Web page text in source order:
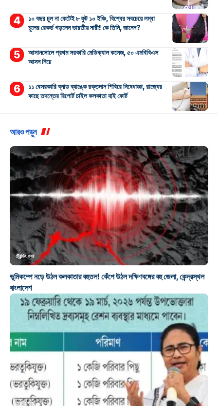
১০ বছর চুল না কেটেই ৮ ফুট ১০ ইঞ্চি, বিশ্বের সবচেয়ে লম্বা
চুলের রেকর্ড গড়লেন ভারতীয় নারী! কে তিনি, জানেন?
আসানসোলে প্রথম সরকারি মেডিক্যাল কলেজ, ৫০ এমবিবিএস
আসন নিয়ে
১১ বেসরকারি ব্লাড ব্যাঙ্কে রক্তদান শিবিরে নিষেধাজ্ঞা, রাজ্যের
কাছে তদন্তের রিপোর্ট চাইল কলকাতা হাই কোর্ট
আরও পড়ুন
ট্রেন্ডিং খবর
ভূমিকম্পে নড়ে উঠল কলকাতার বহুতল! কেঁপে উঠল দক্ষিণবঙ্গের বহু জেলা, কেন্দ্রস্থল
বাংলাদেশ
ট্রেন্ডিং খবর